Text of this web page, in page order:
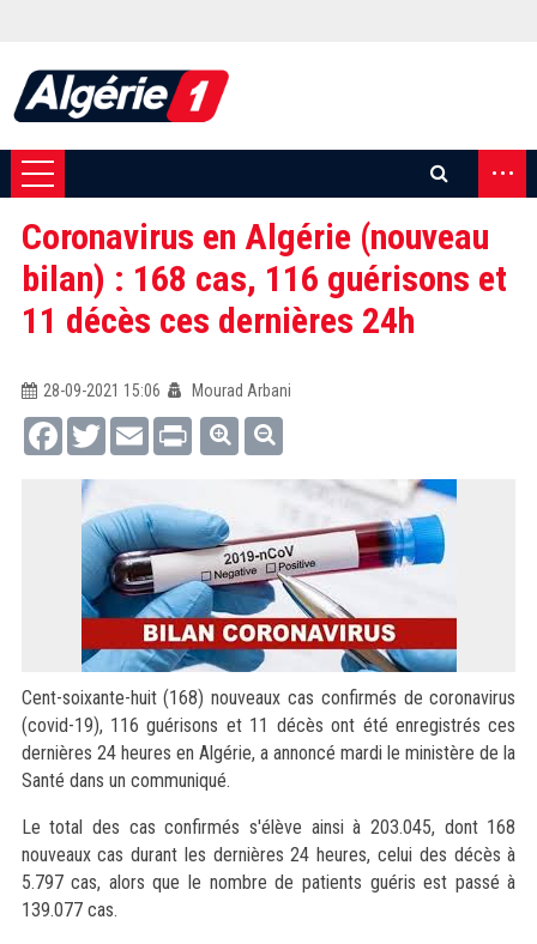
...
Coronavirus en Algérie (nouveau
bilan) : 168 cas, 116 guérisons et
11 décès ces dernières 24h
28-09-2021 15:06
Mourad Arbani
FacebookTwitterEmail Print
Cent-soixante-huit (168) nouveaux cas confirmés de coronavirus
(covid-19), 116 guérisons et 11 décès ont été enregistrés ces
dernières 24 heures en Algérie, a annoncé mardi le ministère de la
Santé dans un communiqué.
Le total des cas confirmés s'élève ainsi à 203.045, dont 168
nouveaux cas durant les dernières 24 heures, celui des décès à
5.797 cas, alors que le nombre de patients guéris est passé à
139.077 cas.